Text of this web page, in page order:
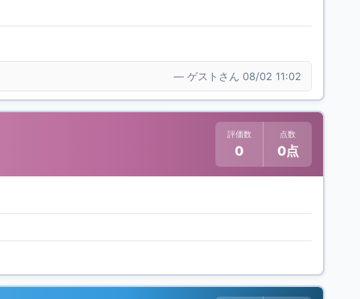
— ゲストさん 08/02 11:02
評価数
0
点数
0点